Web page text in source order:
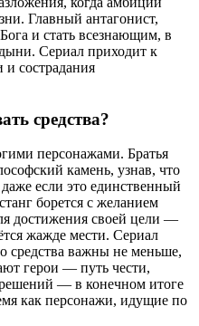
Главный антагонист,
и стать всезнающим, в
Сериал приходит к
и сострадания
средства?
персонажами. Братья
камень, узнав, что
если это единственный
борется с желанием
достижения своей цели —
жажде мести. Сериал
средства важны не меньше,
герои — путь чести,
решений — в конечном итоге
как персонажи, идущие по